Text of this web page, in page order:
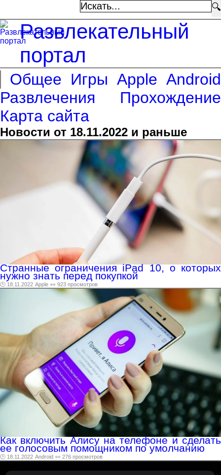
🔍
Развлекательный
портал
Общее Игры Apple Android
Развлечения
Прохождение
Карта сайта
Новости от 18.11.2022 и раньше
Странные ограничения iPad 10, о которых
нужно знать перед покупкой
🕑 18.11.2022 Apple 👀 923 просмотров
Как включить Алису на телефоне и сделать
ее голосовым помощником по умолчанию
🕑 18.11.2022 Android 👀 276 просмотров